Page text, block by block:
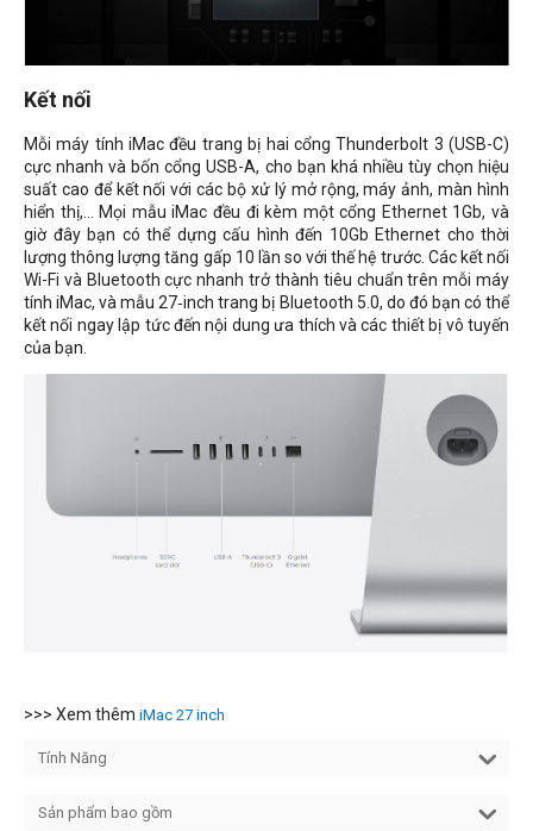
Kết nối
Mỗi máy tính iMac đều trang bị hai cổng Thunderbolt 3 (USB-C)
cực nhanh và bốn cổng USB-A, cho bạn khá nhiều tùy chọn hiệu
suất cao để kết nối với các bộ xử lý mở rộng, máy ảnh, màn hình
hiển thị,... Mọi mẫu iMac đều đi kèm một cổng Ethernet 1Gb, và
giờ đây bạn có thể dựng cấu hình đến 10Gb Ethernet cho thời
lượng thông lượng tăng gấp 10 lần so với thế hệ trước. Các kết nối
Wi-Fi và Bluetooth cực nhanh trở thành tiêu chuẩn trên mỗi máy
tính iMac, và mẫu 27‑inch trang bị Bluetooth 5.0, do đó bạn có thể
kết nối ngay lập tức đến nội dung ưa thích và các thiết bị vô tuyến
của bạn.
>>> Xem thêm iMac 27 inch
Tính Năng
Sản phẩm bao gồm